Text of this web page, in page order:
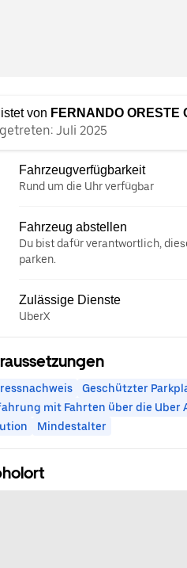
von FERNANDO ORESTE
Juli 2025
Fahrzeugverfügbarkeit
Rund um die Uhr verfügbar
Fahrzeug abstellen
Du bist dafür verantwortlich,
parken.
Zulässige Dienste
UberX
Geschützter
mit Fahrten über die Uber
Mindestalter